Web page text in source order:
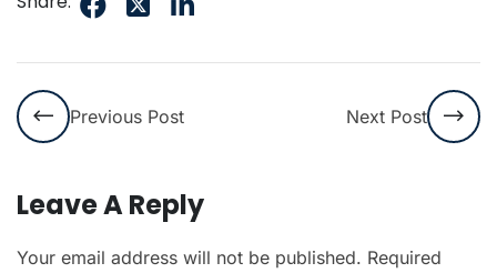
Previous Post Next Post
Leave A Reply
Your email address will not be published. Required